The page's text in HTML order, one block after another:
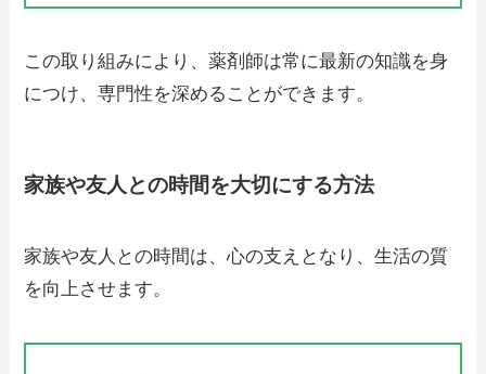
この取り組みにより、薬剤師は常に最新の知識を身
につけ、専門性を深めることができます。
家族や友人との時間を大切にする方法
家族や友人との時間は、心の支えとなり、生活の質
を向上させます。